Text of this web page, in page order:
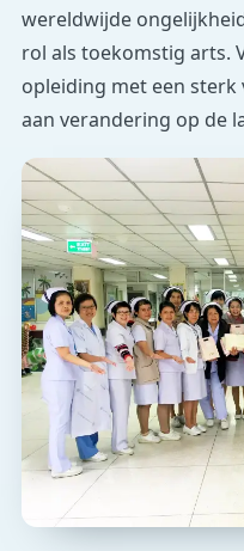
wereldwijde
rol als toekomstig arts.
opleiding met een
aan verandering op de